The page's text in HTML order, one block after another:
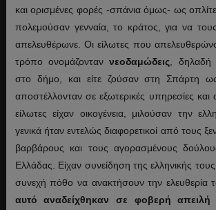
και ορισμένες φορές -σπάνια όμως- ως
πολεμούσαν γενναία, το κράτος, για να
απελευθέρωνε. Οι είλωτες που
τρόπο ονομάζονταννεοδαμώδεις , δηλαδή
στο δήμο, και είτε ζούσαν στη Σπάρτη ως
αποστέλλονταν σε εξωτερικές υπηρεσίες και
είλωτες είχαν οικογένεια, μιλούσαν την
γενικά ήταν εντελώς διαφορετικοί από τους
βαρβάρους και τους αγορασμένους
Ελλάδας. Είχαν συνείδηση της ελληνικής
συνεχή πόθο να ανακτήσουν την ελευθερία
αυτό αναδείχθηκαν σε φοβερή